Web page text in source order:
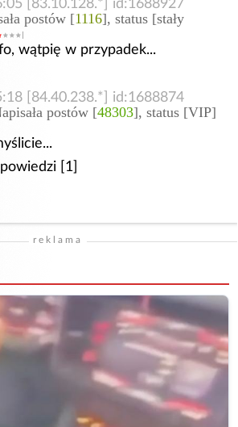
[83.10.128.*] id:1688927
postów [1116], status [stały
wątpię w przypadek...
[84.40.238.*] id:1688874
postów [48303], status [VIP]
[1]
reklama